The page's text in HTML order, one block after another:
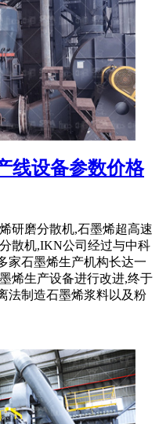
线设备参数价格
研磨分散机,石墨烯超高速
散机,IKN公司经过与中科
家石墨烯生产机构长达一
烯生产设备进行改进,终于
法制造石墨烯浆料以及粉